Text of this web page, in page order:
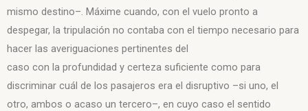
mismo destino–. Máxime cuando, con el vuelo pronto a
despegar, la tripulación no contaba con el tiempo necesario para
hacer las averiguaciones pertinentes del
caso con la profundidad y certeza suficiente como para
discriminar cuál de los pasajeros era el disruptivo –si uno, el
otro, ambos o acaso un tercero–, en cuyo caso el sentido